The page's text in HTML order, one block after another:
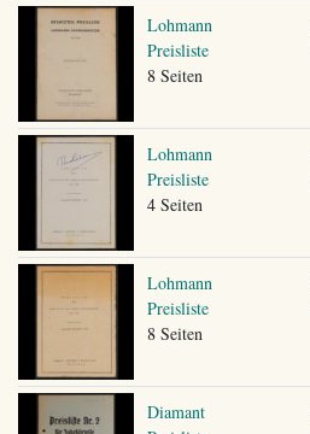
Lohmann
Preisliste
8 Seiten
Lohmann
Preisliste
4 Seiten
Lohmann
Preisliste
8 Seiten
Diamant